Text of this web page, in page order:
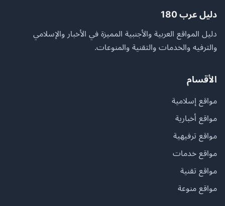
دليل عرب 180
دليل المواقع العربية والأجنبية المميزة في الأخبار والإسلامي
والترفيه والخدمات والتقنية والمنوعات.
الأقسام
مواقع إسلامية
مواقع أخبارية
مواقع ترفيهية
مواقع خدمات
مواقع تقنية
مواقع منوعة